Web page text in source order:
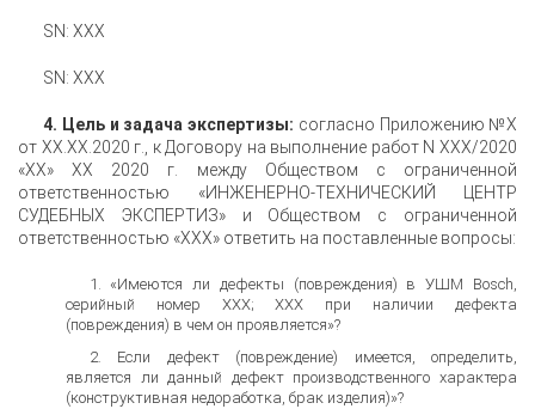
SN: XXX
SN: XXX
4. Цель и задача экспертизы: согласно Приложению №X
от XX.XX.2020 г., к Договору на выполнение работ N XXX/2020
«XX» XX 2020 г. между Обществом с ограниченной
ответственностью «ИНЖЕНЕРНО-ТЕХНИЧЕСКИЙ ЦЕНТР
СУДЕБНЫХ ЭКСПЕРТИЗ» и Обществом с ограниченной
ответственностью «XXX» ответить на поставленные вопросы:
«Имеются ли дефекты (повреждения) в УШМ Bosch,
серийный номер XXX; XXX при наличии дефекта
(повреждения) в чем он проявляется»?
Если дефект (повреждение) имеется, определить,
является ли данный дефект производственного характера
(конструктивная недоработка, брак изделия)»?